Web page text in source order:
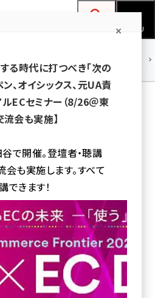
ョップ担当者フォーラム
MENU
われている記事の一覧
中
社「大和心」で
ザイナー、オ
」は、新物流拠点の完成が2023年9月と
向けた人材募集の詳細とは
る時代に打つべき「次の
、オイシックス、元UA責
ECセミナー（8/26＠東
流会も実施】
谷で開催。登壇者・聴講
も実施します。すべて
きます！